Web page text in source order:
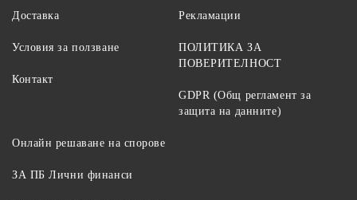
Доставка
Условия за ползване
Контакт
Рекламации
ПОЛИТИКА ЗА
ПОВЕРИТЕЛНОСТ
GDPR (Общ регламент за
защита на данните)
Онлайн решаване на спорове
ЗА ПБ Лични финанси